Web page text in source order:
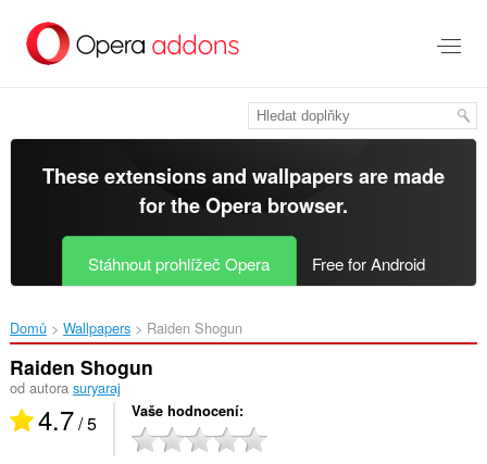
přímo
These extensions and wallpapers are made
for theOpera browser.
Stáhnout prohlížeč Opera Free for Android
Domů Wallpapers Raiden Shogun‎
Raiden Shogun
od autora suryaraj
4.7/ 5 Vaše hodnocení